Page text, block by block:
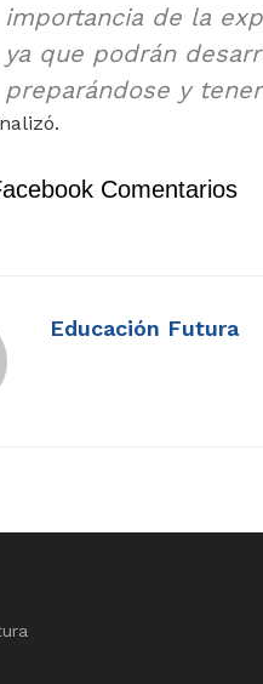
importancia de la
ya que podrán
preparándose y
Comentarios
Educación Futura